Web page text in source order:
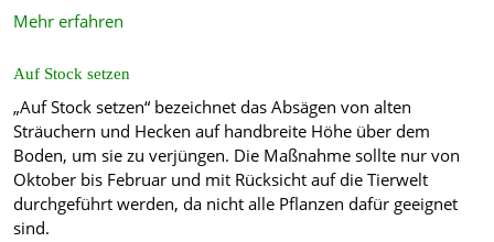
Mehr erfahren
Auf Stock setzen
„Auf Stock setzen“ bezeichnet das Absägen von alten
Sträuchern und Hecken auf handbreite Höhe über dem
Boden, um sie zu verjüngen. Die Maßnahme sollte nur von
Oktober bis Februar und mit Rücksicht auf die Tierwelt
durchgeführt werden, da nicht alle Pflanzen dafür geeignet
sind.